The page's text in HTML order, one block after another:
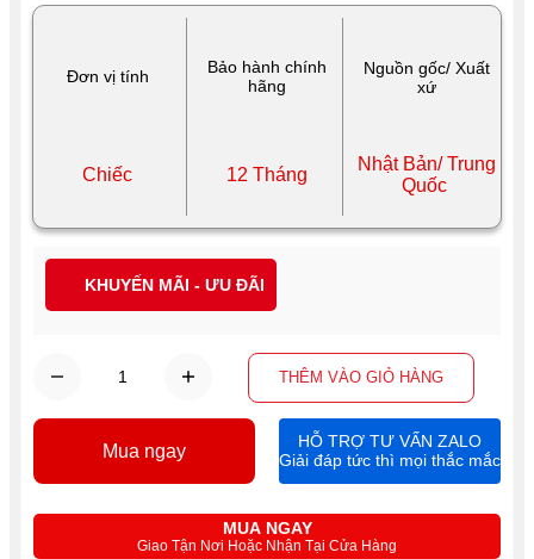
Đơn vị tính
Bảo hành chính
hãng
Nguồn gốc/ Xuất
xứ
Chiếc 12 Tháng
Nhật Bản/ Trung
Quốc
THÊM VÀO GIỎ HÀNG
MUA NGAY
Giao Tận Nơi Hoặc Nhận Tại Cửa Hàng
Mua ngay
HỖ TRỢ TƯ VẤN ZALO
Giải đáp tức thì mọi thắc mắc
KHUYẾN MÃI - ƯU ĐÃI